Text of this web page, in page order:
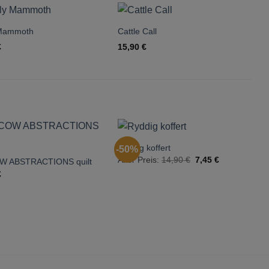
Cattle Call
15,90€
ABSTRACTIONS quilt
-50%
Ryddig koffert
Alter Preis: 14,90€ Ursprünglicher
7,45€Aktueller